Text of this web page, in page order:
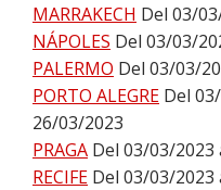
MARRAKECH Del 03/
NÁPOLES Del 03/03/
PALERMO Del 03/03/
PORTO ALEGRE Del
26/03/2023
PRAGA Del 03/03/2023
RECIFE Del 03/03/2023